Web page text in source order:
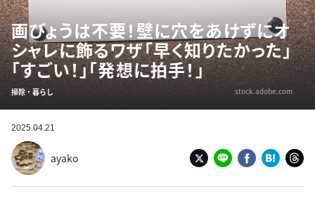
画びょうは不要！壁に穴をあけずにオ
シャレに飾るワザ「早く知りたかった」
「すごい！」「発想に拍手！」
掃除・暮らし stock.adobe.com
2025.04.21
ayako